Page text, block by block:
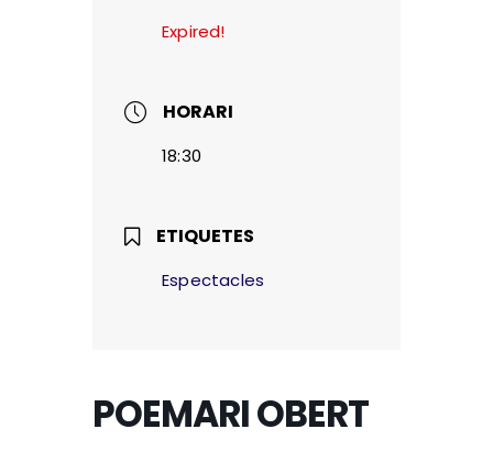
Expired!
HORARI
18:30
ETIQUETES
Espectacles
POEMARI OBERT